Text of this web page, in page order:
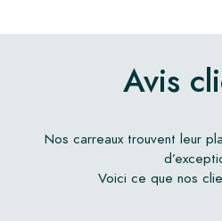
Avis
Nos carreaux trouvent leur
Voici ce que nos